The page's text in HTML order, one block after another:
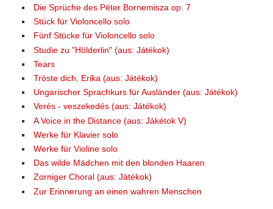
Die Sprüche des Péter Bornemisza op. 7
Stück für Violoncello solo
Fünf Stücke für Violoncello solo
Studie zu "Hölderlin" (aus: Játékok)
Tears
Tröste dich, Erika (aus: Játékok)
Ungarischer Sprachkurs für Ausländer (aus: Játékok)
Verés - veszekedés (aus: Játékok)
A Voice in the Distance (aus: Jákétok V)
Werke für Klavier solo
Werke für Violine solo
Das wilde Mädchen mit den blonden Haaren
Zorniger Choral (aus: Játékok)
Zur Erinnerung an einen wahren Menschen